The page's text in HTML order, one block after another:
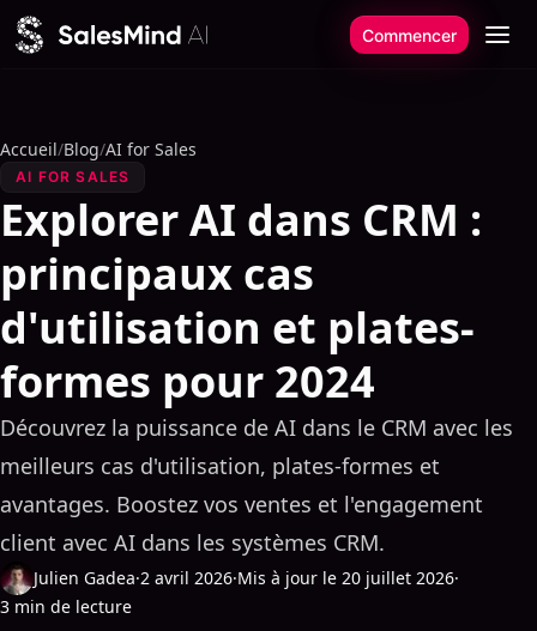
Aller au contenu
Commencer
Accueil/Blog/AI for Sales
AI FOR SALES
Explorer AI dans CRM :
principaux cas
d'utilisation et plates-
formes pour 2024
Découvrez la puissance de AI dans le CRM avec les
meilleurs cas d'utilisation, plates-formes et
avantages. Boostez vos ventes et l'engagement
client avec AI dans les systèmes CRM.
Julien Gadea·2 avril 2026·Mis à jour le 20 juillet 2026·
3 min de lecture